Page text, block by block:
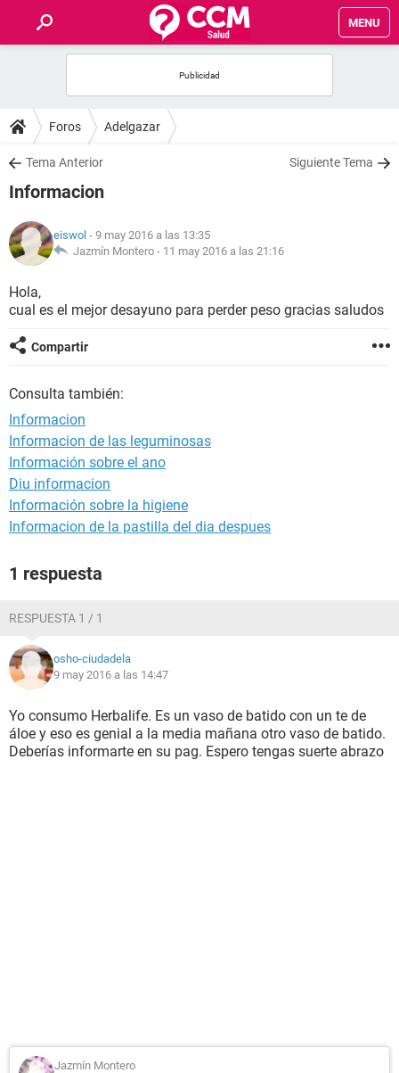
MENU
FOROS
SALUD
NUTRICIÓN
BIENESTAR
SEXUALIDAD
GLOSARIO
Foros Adelgazar
Tema Anterior Siguiente Tema
Informacion
eiswol - 9 may 2016 a las 13:35
Jazmín Montero - 11 may 2016 a las 21:16
Hola,
cual es el mejor desayuno para perder peso gracias saludos
Compartir
Consulta también:
Informacion
Informacion de las leguminosas
Información sobre el ano
Diu informacion
Información sobre la higiene
Informacion de la pastilla del dia despues
1 respuesta
RESPUESTA 1 / 1
osho-ciudadela
9 may 2016 a las 14:47
Yo consumo Herbalife. Es un vaso de batido con un te de
áloe y eso es genial a la media mañana otro vaso de batido.
Deberías informarte en su pag. Espero tengas suerte abrazo
Jazmín Montero